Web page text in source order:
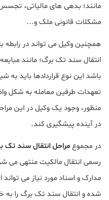
مانند؛ بدهی های مالیاتی،
مشکلات قانونی ملک و...
همچنین وکیل می تواند در رابطه
انتقال سند تک برگ؛ مانند
باشد این نوع قراردادها باید
تعهدات طرفین معامله به شکل
منظور، وجود یک وکیل در این
در آینده پیشگیری کند.
در مجموعمراحل انتقال سند تک
رسمی انتقال مالکیت منتهی می
مدارک و اسناد مورد نیاز می
شده و انتقال سند تک برگ را به